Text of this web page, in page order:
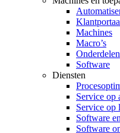
Machines
Macro’s
Onderdelen
Software
Diensten
Service op
Service op
Software
Software